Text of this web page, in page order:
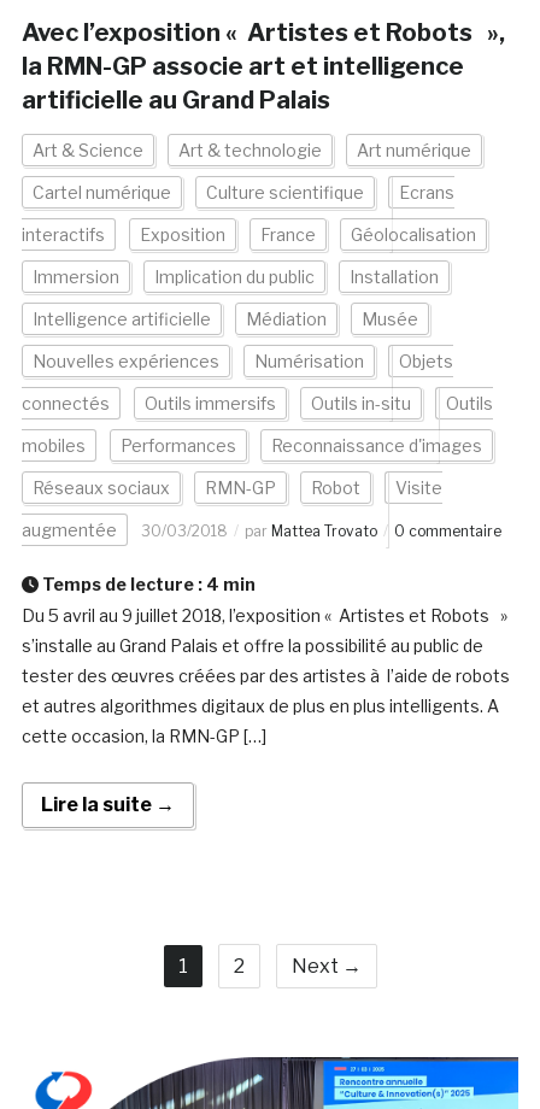
Avec l’exposition « Artistes et Robots »,
la RMN-GP associe art et intelligence
artificielle au Grand Palais
Art & Science Art & technologie Art numérique
Cartel numérique Culture scientifique Ecrans
interactifs Exposition France Géolocalisation
Immersion Implication du public Installation
Intelligence artificielle Médiation Musée
Nouvelles expériences Numérisation Objets
connectés Outils immersifs Outils in-situ Outils
mobiles Performances Reconnaissance d'images
Réseaux sociaux RMN-GP Robot Visite
augmentée 30/03/2018 par Mattea Trovato 0 commentaire
Temps de lecture : 4 min
Du 5 avril au 9 juillet 2018, l’exposition « Artistes et Robots »
s’installe au Grand Palais et offre la possibilité au public de
tester des œuvres créées par des artistes à l’aide de robots
et autres algorithmes digitaux de plus en plus intelligents. A
cette occasion, la RMN-GP […]
Lire la suite →
1 2 Next →